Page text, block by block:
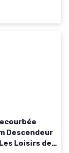
Descendeur
Loisirs de